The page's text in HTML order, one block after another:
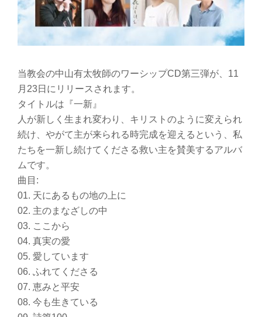
当教会の中山有太牧師のワーシップCD第三弾が、11
月23日にリリースされます。
タイトルは『一新』
人が新しく生まれ変わり、キリストのように変えられ
続け、やがて主が来られる時完成を迎えるという、私
たちを一新し続けてくださる救い主を賛美するアルバ
ムです。
曲目:
01. 天にあるもの地の上に
02. 主のまなざしの中
03. ここから
04. 真実の愛
05. 愛しています
06. ふれてくださる
07. 恵みと平安
08. 今も生きている